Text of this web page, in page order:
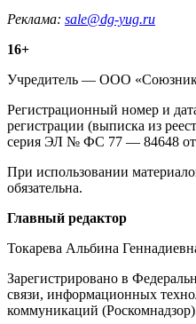
Реклама: sale@dg-yug.ru
Информация
о
издании
16+
Учредитель — ООО
Регистрационный номер и
регистрации (выписка из
серия ЭЛ № ФС 77 — 84648 от
При использовании
обязательна.
Редакция
Главный редактор
Токарева Альбина
Зарегистрировано в
связи, информационных
коммуникаций